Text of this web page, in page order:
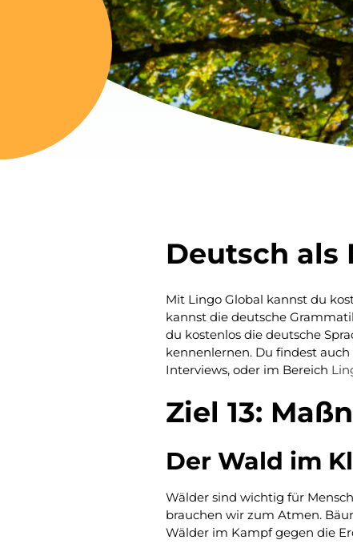
Deutsch als
Mit Lingo Global kannst du
kannst die deutsche
du kostenlos die deutsche
kennenlernen. Du findest
Interviews, oder im Bereich
Ziel 13:
Der Wald im
Wälder sind wichtig für
brauchen wir zum Atmen.
Wälder im Kampf gegen die